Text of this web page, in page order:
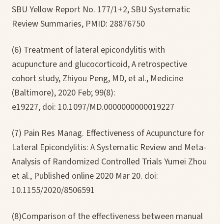
SBU Yellow Report No. 177/1+2, SBU Systematic
Review Summaries, PMID: 28876750
(6) Treatment of lateral epicondylitis with
acupuncture and glucocorticoid, A retrospective
cohort study, Zhiyou Peng, MD, et al., Medicine
(Baltimore), 2020 Feb; 99(8):
e19227, doi: 10.1097/MD.0000000000019227
(7) Pain Res Manag. Effectiveness of Acupuncture for
Lateral Epicondylitis: A Systematic Review and Meta-
Analysis of Randomized Controlled Trials Yumei Zhou
et al., Published online 2020 Mar 20. doi:
10.1155/2020/8506591
(8)Comparison of the effectiveness between manual